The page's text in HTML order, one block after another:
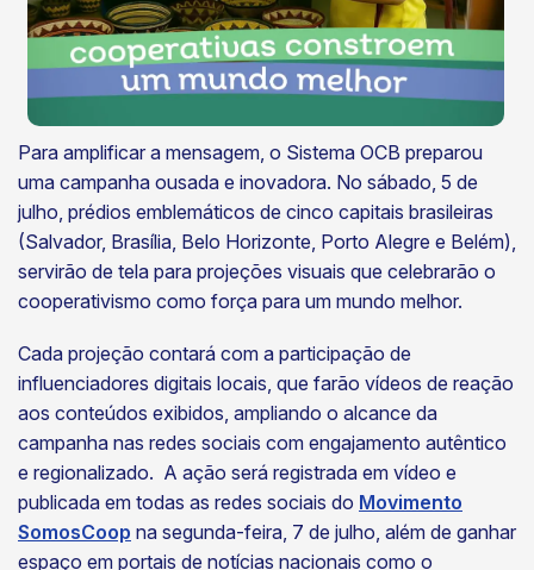
Para amplificar a mensagem, o Sistema OCB preparou
uma campanha ousada e inovadora. No sábado, 5 de
julho, prédios emblemáticos de cinco capitais brasileiras
(Salvador, Brasília, Belo Horizonte, Porto Alegre e Belém),
servirão de tela para projeções visuais que celebrarão o
cooperativismo como força para um mundo melhor.
Cada projeção contará com a participação de
influenciadores digitais locais, que farão vídeos de reação
aos conteúdos exibidos, ampliando o alcance da
campanha nas redes sociais com engajamento autêntico
e regionalizado. A ação será registrada em vídeo e
publicada em todas as redes sociais do Movimento
SomosCoop na segunda-feira, 7 de julho, além de ganhar
espaço em portais de notícias nacionais como o